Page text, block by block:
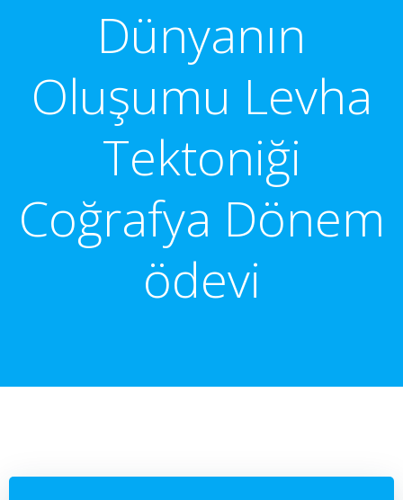
Dünyanın
Oluşumu Levha
Tektoniği
Coğrafya Dönem
ödevi